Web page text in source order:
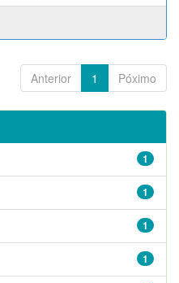
Anterior 1 Póximo
1
1
1
1